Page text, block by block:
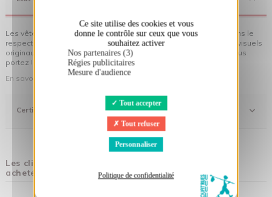
Ce site utilise des cookies et vous
donne le contrôle sur ceux que vous
souhaitez activer
Nos partenaires (3)
Régies publicitaires
Mesure d'audience
Tout accepter
Tout refuser
Personnaliser
Politique de confidentialité
Les vêtements Quat'rues sont en coton biologique, fabriqués dans le
respect de l'homme et de son environnement... sans oublier des visuels
originaux qui donnent encore plus de sens aux vêtements que vous
portez !
En savoir plus sur notre démarche
Certifications
Les clients qui ont acheté ce produit ont également
acheté :